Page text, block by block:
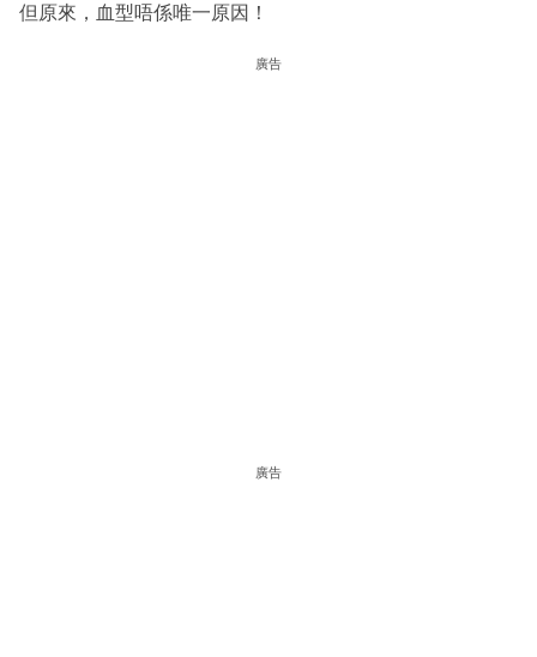
但原來，血型唔係唯一原因！
廣告
廣告